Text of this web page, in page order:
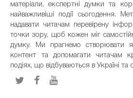
матеріали, експертні думки та
найважливіші події сьогодення.
надавати читачам перевірену
точки зору, щоб кожен міг
думку. Ми прагнемо створювати
контент та допомагати читачам
подіях, що відбуваються в Україні та